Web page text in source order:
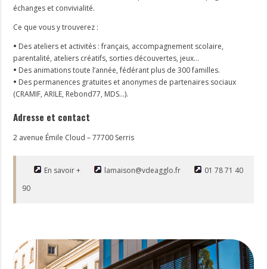
échanges et convivialité.
Ce que vous y trouverez :
• Des ateliers et activités : français, accompagnement scolaire,
parentalité, ateliers créatifs, sorties découvertes, jeux…
• Des animations toute l’année, fédérant plus de 300 familles.
• Des permanences gratuites et anonymes de partenaires sociaux
(CRAMIF, ARILE, Rebond77, MDS…).
Adresse et contact
2 avenue Émile Cloud – 77700 Serris
En savoir + lamaison@vdeagglo.fr
01 78 71 40
90